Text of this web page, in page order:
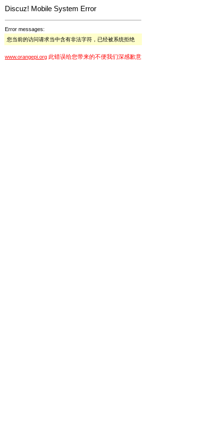
Discuz! Mobile System Error
Error messages:
您当前的访问请求当中含有非法字符，已经被系统拒绝
www.orangepi.org 此错误给您带来的不便我们深感歉意